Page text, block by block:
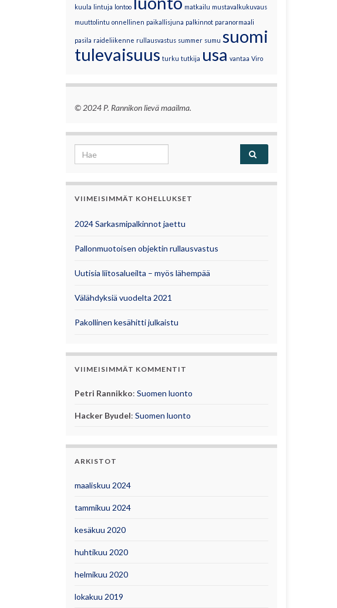
kuula lintuja lontoo matkailu mustavalkukuvaus
muuttolintu onnellinen paikallisjuna palkinnot paranormaali
pasila raideliikenne rullausvastus summer sumu suomi
tulevaisuus turku tutkija usa vantaa Viro
© 2024 P. Rannikon lievä maailma.
Search for:
VIIMEISIMMÄT KOHELLUKSET
2024 Sarkasmipalkinnot jaettu
Pallonmuotoisen objektin rullausvastus
Uutisia liitosalueilta – myös lähempää
Välähdyksiä vuodelta 2021
Pakollinen kesähitti julkaistu
VIIMEISIMMÄT KOMMENTIT
Petri Rannikko: Suomen luonto
Hacker Byudel: Suomen luonto
ARKISTOT
maaliskuu 2024
tammikuu 2024
kesäkuu 2020
huhtikuu 2020
helmikuu 2020
lokakuu 2019